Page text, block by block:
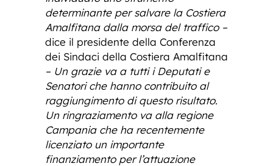
determinante per salvare la Costiera
Amalfitana dalla morsa del traffico –
dice il presidente della Conferenza
dei Sindaci della Costiera Amalfitana
– Un grazie va a tutti i Deputati e
Senatori che hanno contribuito al
raggiungimento di questo risultato.
Un ringraziamento va alla regione
Campania che ha recentemente
licenziato un importante
finanziamento per l’attuazione